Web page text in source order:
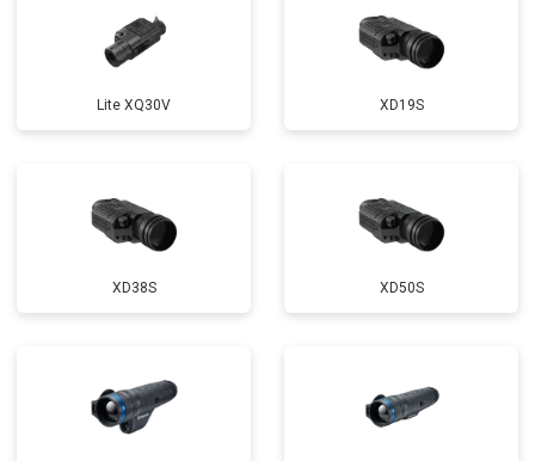
Lite XQ30V XD19S
XD38S XD50S